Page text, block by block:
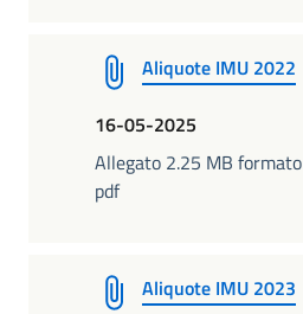
Aliquote IMU 2022
16-05-2025
Allegato 2.25 MB formato
pdf
Aliquote IMU 2023